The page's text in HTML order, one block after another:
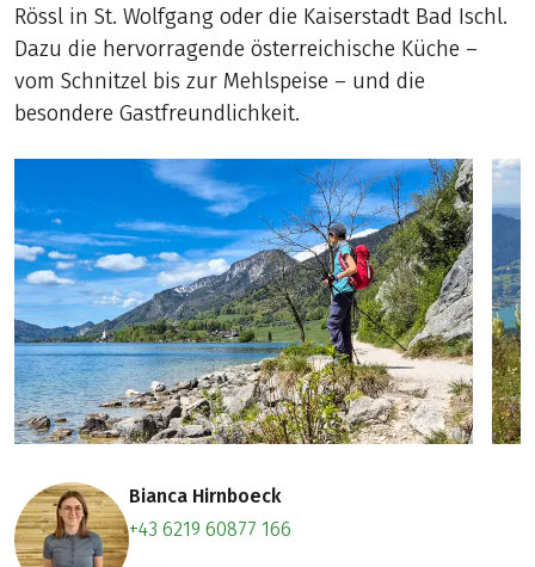
Rössl in St. Wolfgang oder die Kaiserstadt Bad Ischl.
Dazu die hervorragende österreichische Küche –
vom Schnitzel bis zur Mehlspeise – und die
besondere Gastfreundlichkeit.
Bianca Hirnboeck
+43 6219 60877 166